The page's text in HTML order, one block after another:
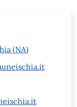
(NA)